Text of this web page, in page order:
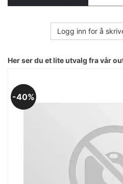
Logg inn for å
Her ser du et lite utvalg fra vår
40%